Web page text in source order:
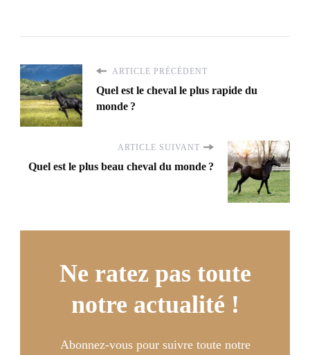
ARTICLE PRÉCÉDENT
Quel est le cheval le plus rapide du
monde ?
ARTICLE SUIVANT
Quel est le plus beau cheval du monde ?
Ne ratez pas toute
notre actualité !
Abonnez-vous pour suivre toute notre